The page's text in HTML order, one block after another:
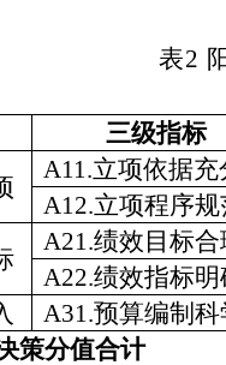
表2
三级指标
A11.立项依据充
A12.立项程序规
A21.绩效目标合
A22.绩效指标明
A31.预算编制科
策分值合计